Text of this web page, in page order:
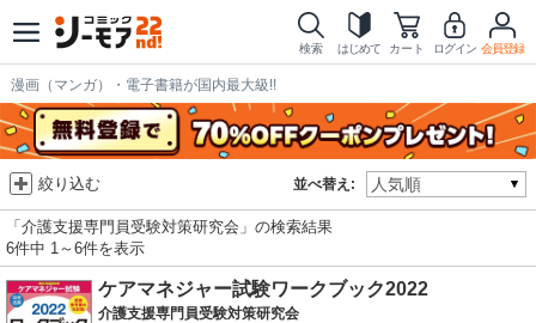
検索 はじめて カート ログイン 会員登録
漫画（マンガ）・電子書籍が国内最大級!!
並べ替え:
絞り込む
「介護支援専門員受験対策研究会」の検索結果
6件中 1～6件を表示
ケアマネジャー試験ワークブック2022
介護支援専門員受験対策研究会